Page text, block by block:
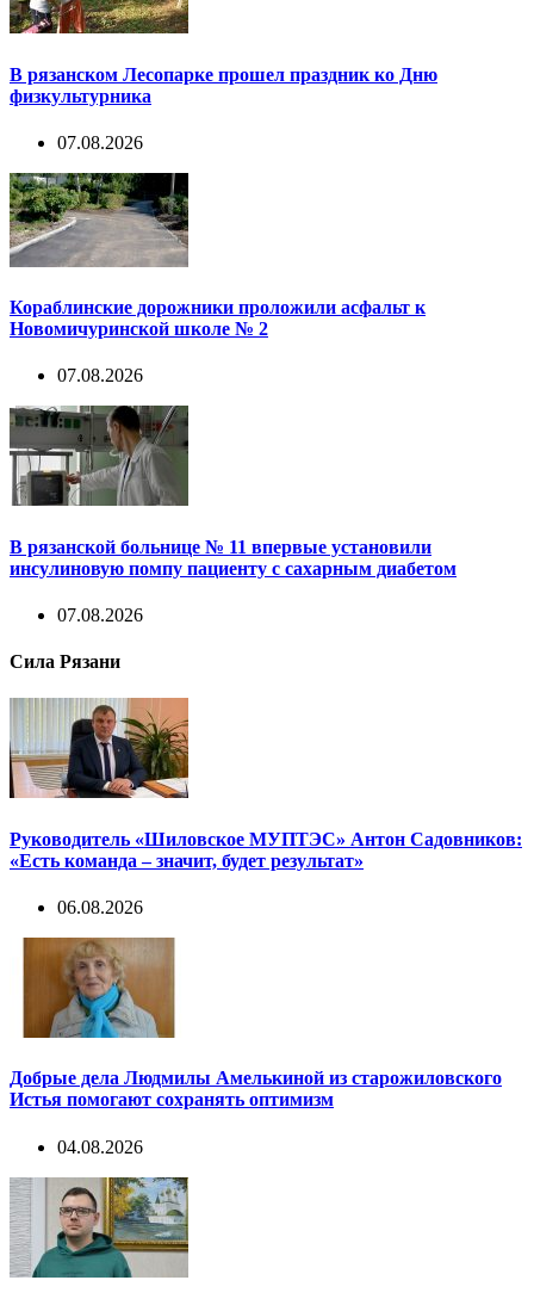
В рязанском Лесопарке прошел праздник ко Дню
физкультурника
07.08.2026
Кораблинские дорожники проложили асфальт к
Новомичуринской школе № 2
07.08.2026
В рязанской больнице № 11 впервые установили
инсулиновую помпу пациенту с сахарным диабетом
07.08.2026
Сила Рязани
Руководитель «Шиловское МУПТЭС» Антон Садовников:
«Есть команда – значит, будет результат»
06.08.2026
Добрые дела Людмилы Амелькиной из старожиловского
Истья помогают сохранять оптимизм
04.08.2026